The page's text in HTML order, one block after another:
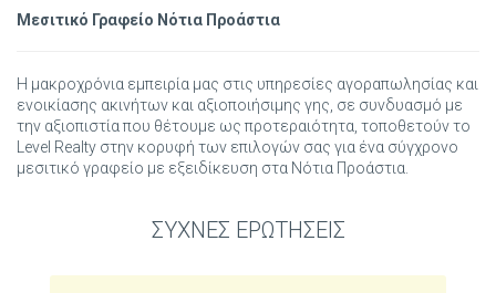
Μεσιτικό Γραφείο Νότια Προάστια
Η μακροχρόνια εμπειρία μας στις υπηρεσίες αγοραπωλησίας και
ενοικίασης ακινήτων και αξιοποιήσιμης γης, σε συνδυασμό με
την αξιοπιστία που θέτουμε ως προτεραιότητα, τοποθετούν το
Level Realty στην κορυφή των επιλογών σας για ένα σύγχρονο
μεσιτικό γραφείο με εξειδίκευση στα Νότια Προάστια.
ΣΥΧΝΕΣ ΕΡΩΤΗΣΕΙΣ